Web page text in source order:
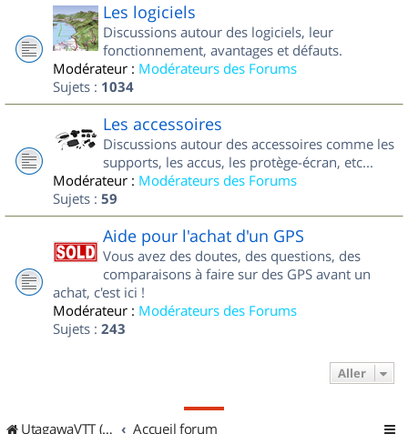
Les logiciels
Discussions autour des logiciels, leur
fonctionnement, avantages et défauts.
Modérateur : Modérateurs des Forums
Sujets : 1034
Les accessoires
Discussions autour des accessoires comme les
supports, les accus, les protège-écran, etc...
Modérateur : Modérateurs des Forums
Sujets : 59
Aide pour l'achat d'un GPS
Vous avez des doutes, des questions, des
comparaisons à faire sur des GPS avant un
achat, c'est ici !
Modérateur : Modérateurs des Forums
Sujets : 243
Aller
UtagawaVTT (Randos VTT et VTTAE avec traces GPS) Accueil forum